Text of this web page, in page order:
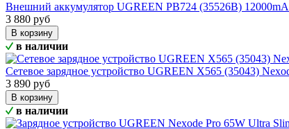
Внешний аккумулятор UGREEN PB724 (35526B)
3 880 руб
В корзину
в наличии
Сетевое зарядное устройство UGREEN X565 (35043)
3 890 руб
В корзину
в наличии